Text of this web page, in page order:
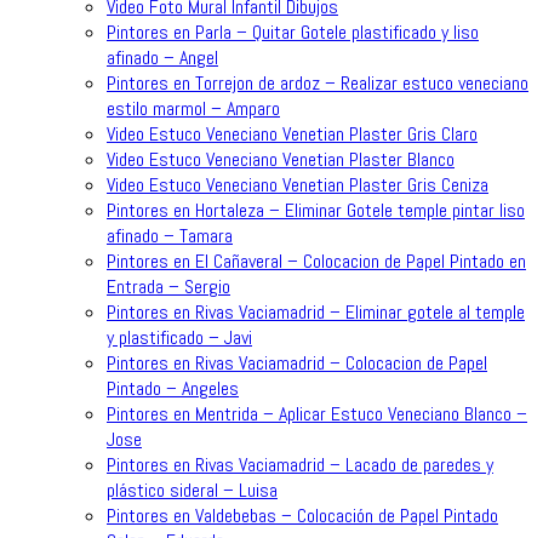
Video Foto Mural Infantil Dibujos
Pintores en Parla – Quitar Gotele plastificado y liso
afinado – Angel
Pintores en Torrejon de ardoz – Realizar estuco veneciano
estilo marmol – Amparo
Video Estuco Veneciano Venetian Plaster Gris Claro
Video Estuco Veneciano Venetian Plaster Blanco
Video Estuco Veneciano Venetian Plaster Gris Ceniza
Pintores en Hortaleza – Eliminar Gotele temple pintar liso
afinado – Tamara
Pintores en El Cañaveral – Colocacion de Papel Pintado en
Entrada – Sergio
Pintores en Rivas Vaciamadrid – Eliminar gotele al temple
y plastificado – Javi
Pintores en Rivas Vaciamadrid – Colocacion de Papel
Pintado – Angeles
Pintores en Mentrida – Aplicar Estuco Veneciano Blanco –
Jose
Pintores en Rivas Vaciamadrid – Lacado de paredes y
plástico sideral – Luisa
Pintores en Valdebebas – Colocación de Papel Pintado